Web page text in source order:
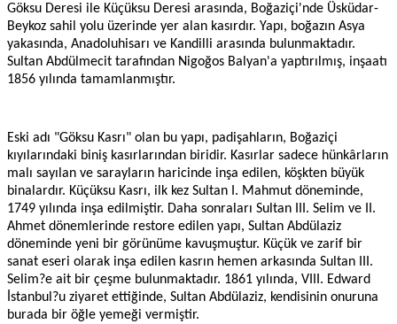
Göksu Deresi ile Küçüksu Deresi arasında, Boğaziçi'nde Üsküdar-
Beykoz sahil yolu üzerinde yer alan kasırdır. Yapı, boğazın Asya
yakasında, Anadoluhisarı ve Kandilli arasında bulunmaktadır.
Sultan Abdülmecit tarafından Nigoğos Balyan'a yaptırılmış, inşaatı
1856 yılında tamamlanmıştır.
Eski adı "Göksu Kasrı" olan bu yapı, padişahların, Boğaziçi
kıyılarındaki biniş kasırlarından biridir. Kasırlar sadece hünkârların
malı sayılan ve sarayların haricinde inşa edilen, köşkten büyük
binalardır. Küçüksu Kasrı, ilk kez Sultan I. Mahmut döneminde,
1749 yılında inşa edilmiştir. Daha sonraları Sultan III. Selim ve II.
Ahmet dönemlerinde restore edilen yapı, Sultan Abdülaziz
döneminde yeni bir görünüme kavuşmuştur. Küçük ve zarif bir
sanat eseri olarak inşa edilen kasrın hemen arkasında Sultan III.
Selim?e ait bir çeşme bulunmaktadır. 1861 yılında, VIII. Edward
İstanbul?u ziyaret ettiğinde, Sultan Abdülaziz, kendisinin onuruna
burada bir öğle yemeği vermiştir.